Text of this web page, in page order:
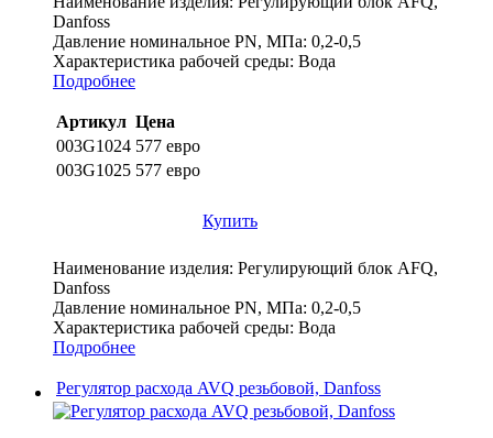
Danfoss
Давление номинальное PN, МПа: 0,2-0,5
Характеристика рабочей среды: Вода
Подробнее
Артикул Цена
003G1024 577 евро
003G1025 577 евро
Купить
Наименование изделия: Регулирующий блок AFQ,
Danfoss
Давление номинальное PN, МПа: 0,2-0,5
Характеристика рабочей среды: Вода
Подробнее
Регулятор расхода AVQ резьбовой, Danfoss